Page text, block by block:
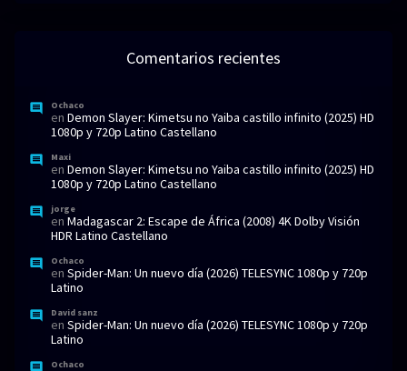
Comentarios recientes
Ochaco
en Demon Slayer: Kimetsu no Yaiba castillo infinito (2025) HD
1080p y 720p Latino Castellano
Maxi
en Demon Slayer: Kimetsu no Yaiba castillo infinito (2025) HD
1080p y 720p Latino Castellano
jorge
en Madagascar 2: Escape de África (2008) 4K Dolby Visión
HDR Latino Castellano
Ochaco
en Spider-Man: Un nuevo día (2026) TELESYNC 1080p y 720p
Latino
David sanz
en Spider-Man: Un nuevo día (2026) TELESYNC 1080p y 720p
Latino
Ochaco